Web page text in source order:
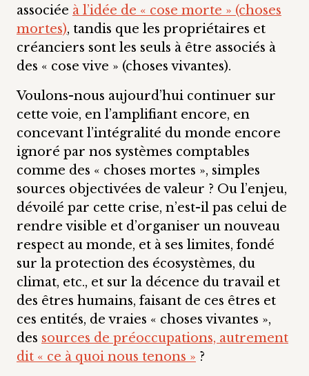
associée à l’idée de « cose morte » (choses
mortes), tandis que les propriétaires et
créanciers sont les seuls à être associés à
des « cose vive » (choses vivantes).
Voulons-nous aujourd’hui continuer sur
cette voie, en l’amplifiant encore, en
concevant l’intégralité du monde encore
ignoré par nos systèmes comptables
comme des « choses mortes », simples
sources objectivées de valeur ? Ou l’enjeu,
dévoilé par cette crise, n’est-il pas celui de
rendre visible et d’organiser un nouveau
respect au monde, et à ses limites, fondé
sur la protection des écosystèmes, du
climat, etc., et sur la décence du travail et
des êtres humains, faisant de ces êtres et
ces entités, de vraies « choses vivantes »,
des sources de préoccupations, autrement
dit « ce à quoi nous tenons » ?